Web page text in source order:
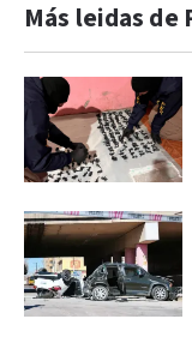
Más leidas de